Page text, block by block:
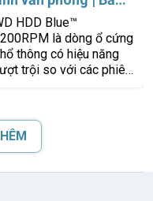
nghiệp đang tìm kiếm một
giải pháp lưu trữ ổn định,
tiết kiệm